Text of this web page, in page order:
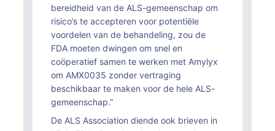
bereidheid van de ALS-gemeenschap om
risico’s te accepteren voor potentiële
voordelen van de behandeling, zou de
FDA moeten dwingen om snel en
coöperatief samen te werken met Amylyx
om AMX0035 zonder vertraging
beschikbaar te maken voor de hele ALS-
gemeenschap.”
De ALS Association diende ook brieven in